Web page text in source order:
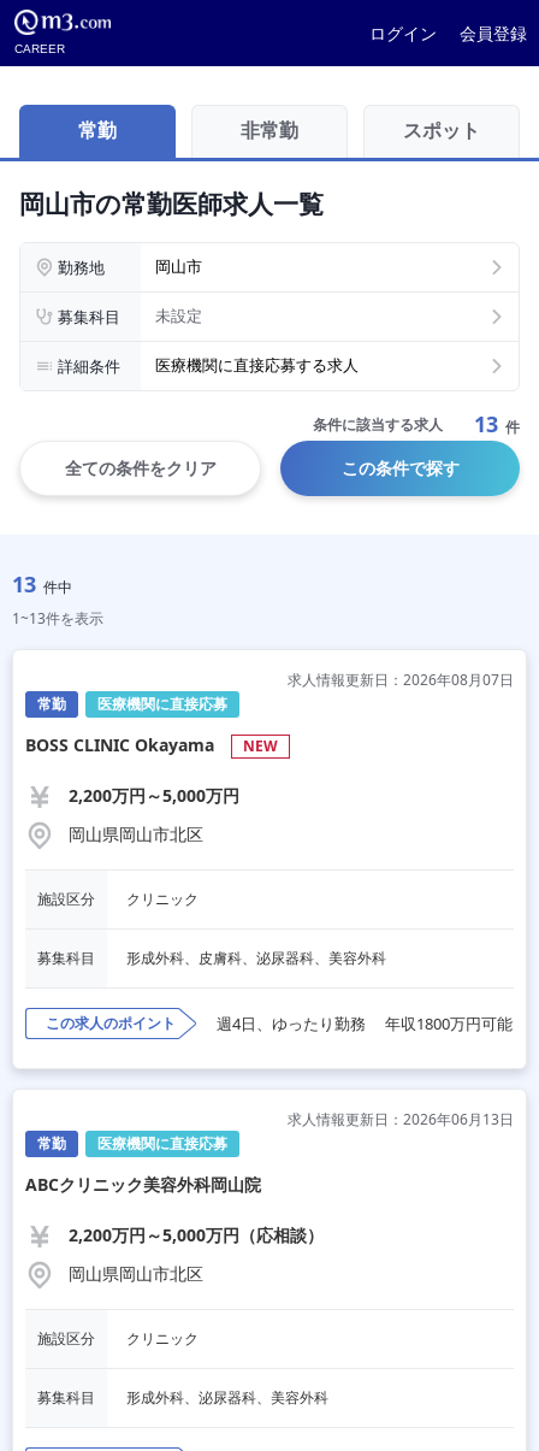
CAREER
ログイン 会員登録
常勤 非常勤 スポット
岡山市の常勤医師求人一覧
勤務地 岡山市
募集科目 未設定
詳細条件 医療機関に直接応募する求人
条件に該当する求人 13 件
全ての条件をクリア この条件で探す
13 件中
1~13件を表示
常勤 医療機関に直接応募
求人情報更新日：2026年08月07日
BOSS CLINIC Okayama NEW
2,200万円～5,000万円
岡山県岡山市北区
施設区分 クリニック
募集科目 形成外科、皮膚科、泌尿器科、美容外科
この求人のポイント 週4日、ゆったり勤務 年収1800万円可能
常勤 医療機関に直接応募
求人情報更新日：2026年06月13日
ABCクリニック美容外科岡山院
2,200万円～5,000万円（応相談）
岡山県岡山市北区
施設区分 クリニック
募集科目 形成外科、泌尿器科、美容外科